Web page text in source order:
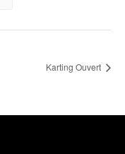
Karting Ouvert